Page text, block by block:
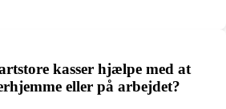
kasser hjælpe med at
eller på arbejdet?